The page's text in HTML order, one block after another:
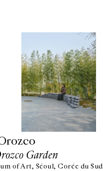
Garden
of Art, Séoul, Corée du Sud